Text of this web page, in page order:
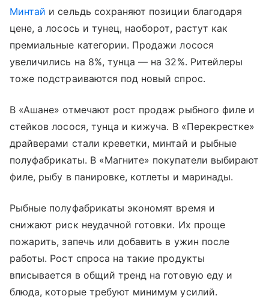
Минтай и сельдь сохраняют позиции благодаря
цене, а лосось и тунец, наоборот, растут как
премиальные категории. Продажи лосося
увеличились на 8%, тунца — на 32%. Ритейлеры
тоже подстраиваются под новый спрос.
В «Ашане» отмечают рост продаж рыбного филе и
стейков лосося, тунца и кижуча. В «Перекрестке»
драйверами стали креветки, минтай и рыбные
полуфабрикаты. В «Магните» покупатели выбирают
филе, рыбу в панировке, котлеты и маринады.
Рыбные полуфабрикаты экономят время и
снижают риск неудачной готовки. Их проще
пожарить, запечь или добавить в ужин после
работы. Рост спроса на такие продукты
вписывается в общий тренд на готовую еду и
блюда, которые требуют минимум усилий.